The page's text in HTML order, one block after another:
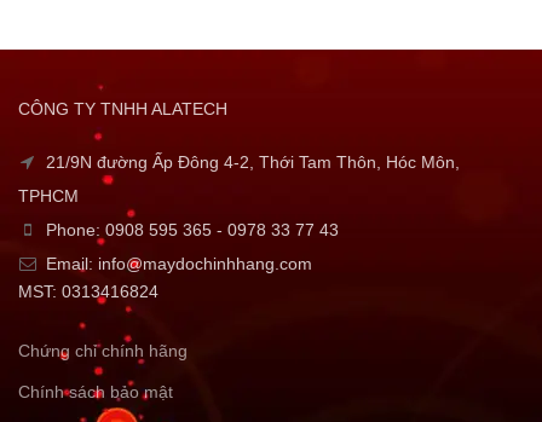
CÔNG TY TNHH ALATECH
21/9N đường Ấp Đông 4-2, Thới Tam Thôn, Hóc Môn,
TPHCM
Phone: 0908 595 365 - 0978 33 77 43
Email: info@maydochinhhang.com
MST: 0313416824
Chứng chỉ chính hãng
Chính sách bảo mật